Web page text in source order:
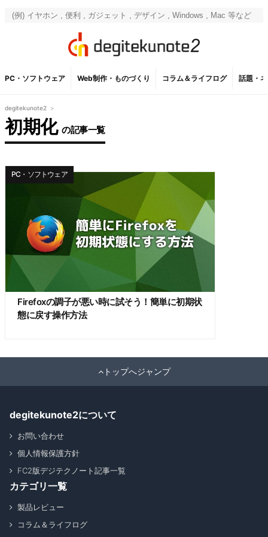
PC・ソフトウェア Web制作・ものづくり コラム＆ライフログ 話題・
degitekunote2 >
初期化 の記事一覧
Firefoxの調子が悪い時に試そう！簡単に初期状
態に戻す操作方法
PC・ソフトウェア
トップへジャンプ
degitekunote2について
お問い合わせ
個人情報保護方針
FC2版デジテクノート記事一覧
カテゴリ一覧
製品レビュー
コラム＆ライフログ